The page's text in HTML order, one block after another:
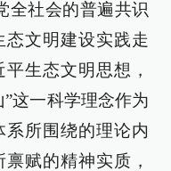
全社会的普遍共识
文明建设实践走
生态文明思想，
这一科学理念作为
所围绕的理论内
赋的精神实质，